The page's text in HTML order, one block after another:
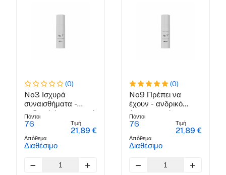
(0)
No3 Ισχυρά
συναισθήματα -
ανδρικό άρωμα νερό
Πόντοι
76
Απόθεμα
Διαθέσιμο
Τιμή
21,89 €
(0)
No9 Πρέπει να
έχουν - ανδρικό
άρωμα νερό
Πόντοι
76
Απόθεμα
Διαθέσιμο
Τιμή
21,89 €